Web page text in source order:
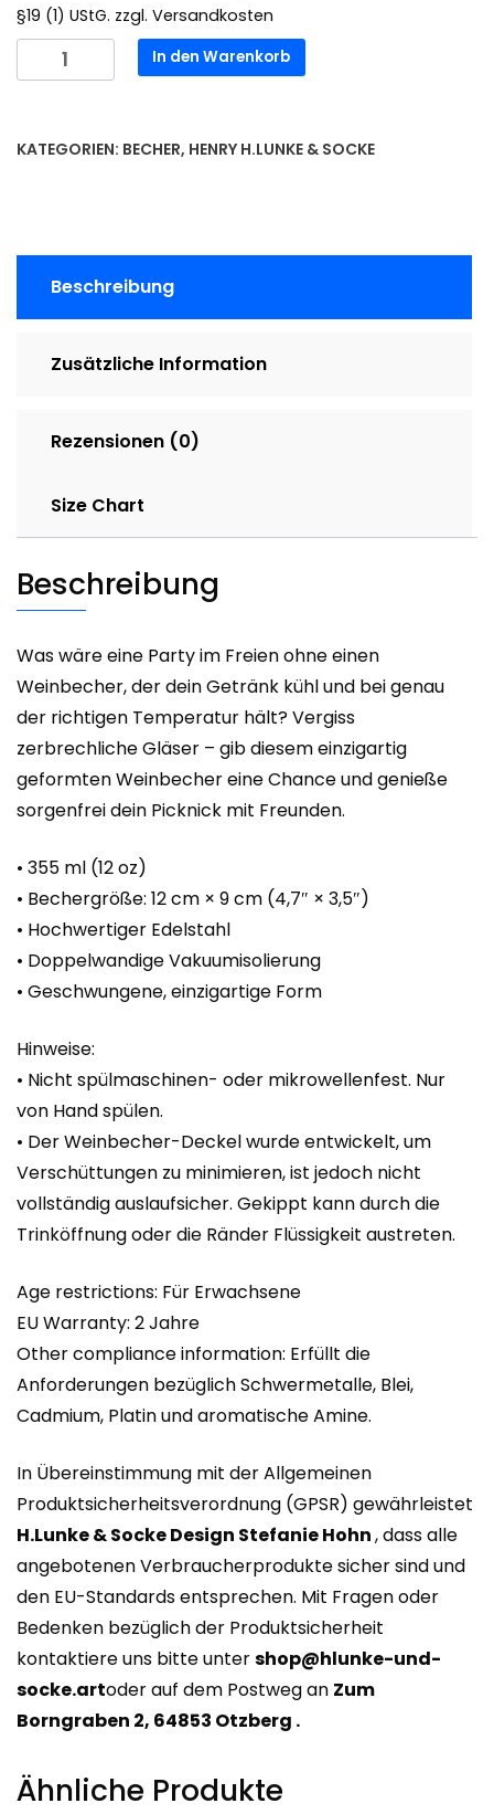
§19 (1) UStG. zzgl. Versandkosten
Weinbecher
-
Menge
In den Warenkorb
KATEGORIEN: BECHER, HENRY H.LUNKE & SOCKE
Beschreibung
Zusätzliche Information
Rezensionen (0)
Size Chart
Beschreibung
Was wäre eine Party im Freien ohne einen
Weinbecher, der dein Getränk kühl und bei genau
der richtigen Temperatur hält? Vergiss
zerbrechliche Gläser – gib diesem einzigartig
geformten Weinbecher eine Chance und genieße
sorgenfrei dein Picknick mit Freunden.
• 355 ml (12 oz)
• Bechergröße: 12 cm × 9 cm (4,7″ × 3,5″)
• Hochwertiger Edelstahl
• Doppelwandige Vakuumisolierung
• Geschwungene, einzigartige Form
Hinweise:
• Nicht spülmaschinen- oder mikrowellenfest. Nur
von Hand spülen.
• Der Weinbecher-Deckel wurde entwickelt, um
Verschüttungen zu minimieren, ist jedoch nicht
vollständig auslaufsicher. Gekippt kann durch die
Trinköffnung oder die Ränder Flüssigkeit austreten.
Age restrictions: Für Erwachsene
EU Warranty: 2 Jahre
Other compliance information: Erfüllt die
Anforderungen bezüglich Schwermetalle, Blei,
Cadmium, Platin und aromatische Amine.
In Übereinstimmung mit der Allgemeinen
Produktsicherheitsverordnung (GPSR) gewährleistet
H.Lunke & Socke Design Stefanie Hohn, dass alle
angebotenen Verbraucherprodukte sicher sind und
den EU-Standards entsprechen. Mit Fragen oder
Bedenken bezüglich der Produktsicherheit
kontaktiere uns bitte untershop@hlunke-und-
socke.artoder auf dem Postweg an Zum
Borngraben 2, 64853 Otzberg .
Ähnliche Produkte